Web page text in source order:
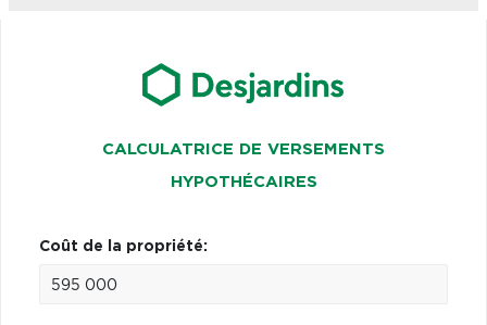
CALCULATRICE DE VERSEMENTS
HYPOTHÉCAIRES
Coût de la propriété: